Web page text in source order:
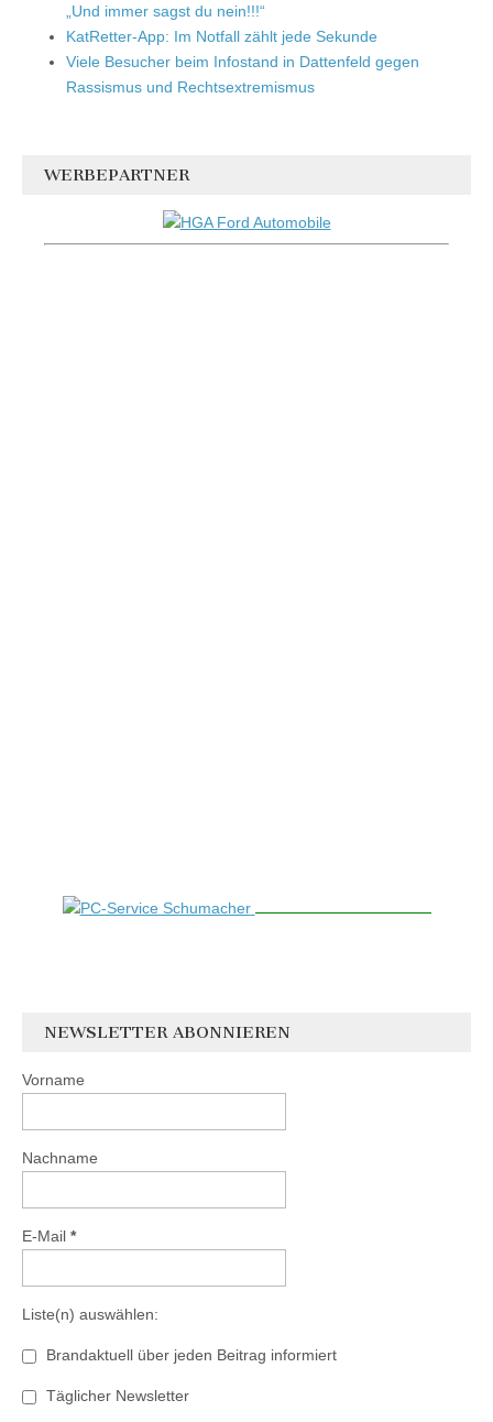
„Und immer sagst du nein!!!“
KatRetter-App: Im Notfall zählt jede Sekunde
Viele Besucher beim Infostand in Dattenfeld gegen
Rassismus und Rechtsextremismus
WERBEPARTNER
NEWSLETTER ABONNIEREN
Vorname
Nachname
E-Mail *
Liste(n) auswählen:
Brandaktuell über jeden Beitrag informiert
Täglicher Newsletter